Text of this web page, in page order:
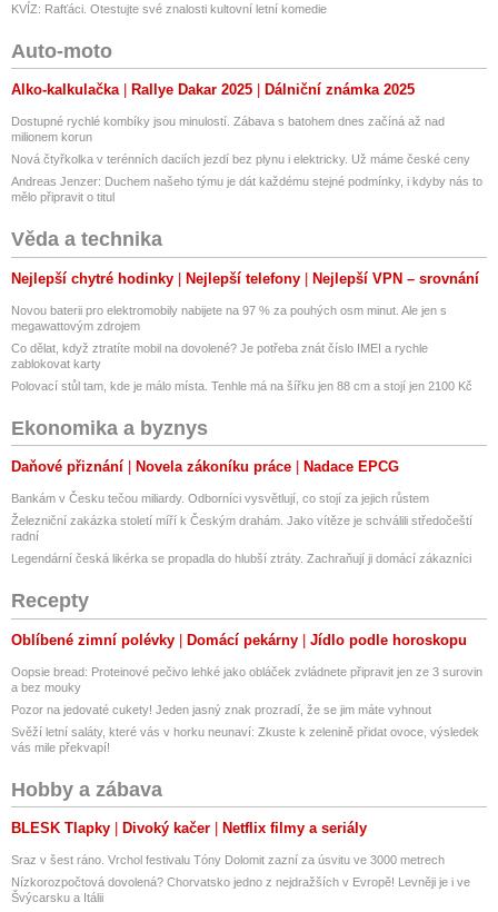
KVÍZ: Rafťáci. Otestujte své znalosti kultovní letní komedie
Auto-moto
Alko-kalkulačka Rallye Dakar 2025 Dálniční známka 2025
Dostupné rychlé kombíky jsou minulostí. Zábava s batohem dnes začíná až nad
milionem korun
Nová čtyřkolka v terénních daciích jezdí bez plynu i elektricky. Už máme české ceny
Andreas Jenzer: Duchem našeho týmu je dát každému stejné podmínky, i kdyby nás to
mělo připravit o titul
Věda a technika
Nejlepší chytré hodinky Nejlepší telefony Nejlepší VPN – srovnání
Novou baterii pro elektromobily nabijete na 97 % za pouhých osm minut. Ale jen s
megawattovým zdrojem
Co dělat, když ztratíte mobil na dovolené? Je potřeba znát číslo IMEI a rychle
zablokovat karty
Polovací stůl tam, kde je málo místa. Tenhle má na šířku jen 88 cm a stojí jen 2100 Kč
Ekonomika a byznys
Daňové přiznání Novela zákoníku práce Nadace EPCG
Bankám v Česku tečou miliardy. Odborníci vysvětlují, co stojí za jejich růstem
Železniční zakázka století míří k Českým drahám. Jako vítěze je schválili středočeští
radní
Legendární česká likérka se propadla do hlubší ztráty. Zachraňují ji domácí zákazníci
Recepty
Oblíbené zimní polévky Domácí pekárny Jídlo podle horoskopu
Oopsie bread: Proteinové pečivo lehké jako obláček zvládnete připravit jen ze 3 surovin
a bez mouky
Pozor na jedovaté cukety! Jeden jasný znak prozradí, že se jim máte vyhnout
Svěží letní saláty, které vás v horku neunaví: Zkuste k zelenině přidat ovoce, výsledek
vás mile překvapí!
Hobby a zábava
BLESK Tlapky Divoký kačer Netflix filmy a seriály
Sraz v šest ráno. Vrchol festivalu Tóny Dolomit zazní za úsvitu ve 3000 metrech
Nízkorozpočtová dovolená? Chorvatsko jedno z nejdražších v Evropě! Levněji je i ve
Švýcarsku a Itálii